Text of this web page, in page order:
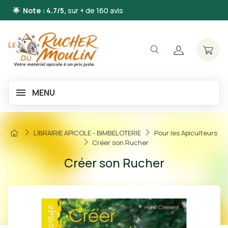
🌟 Note : 4.7/5, sur + de 160 avis
MENU
LIBRAIRIE APICOLE - BIMBELOTERIE
Pour les Apiculteurs
Créer son Rucher
Créer son Rucher